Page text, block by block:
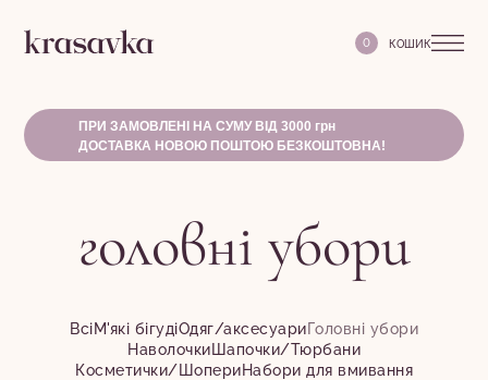
0
ПРИ ЗАМОВЛЕНІ НА СУМУ ВІД 3000 грн
ДОСТАВКА НОВОЮ ПОШТОЮ БЕЗКОШТОВНА!
головні убори
ВсіМ'які бігудіОдяг/аксесуариГоловні убори
Наволочки Шапочки/Тюрбани
Косметички/ШопериНабори для вмивання